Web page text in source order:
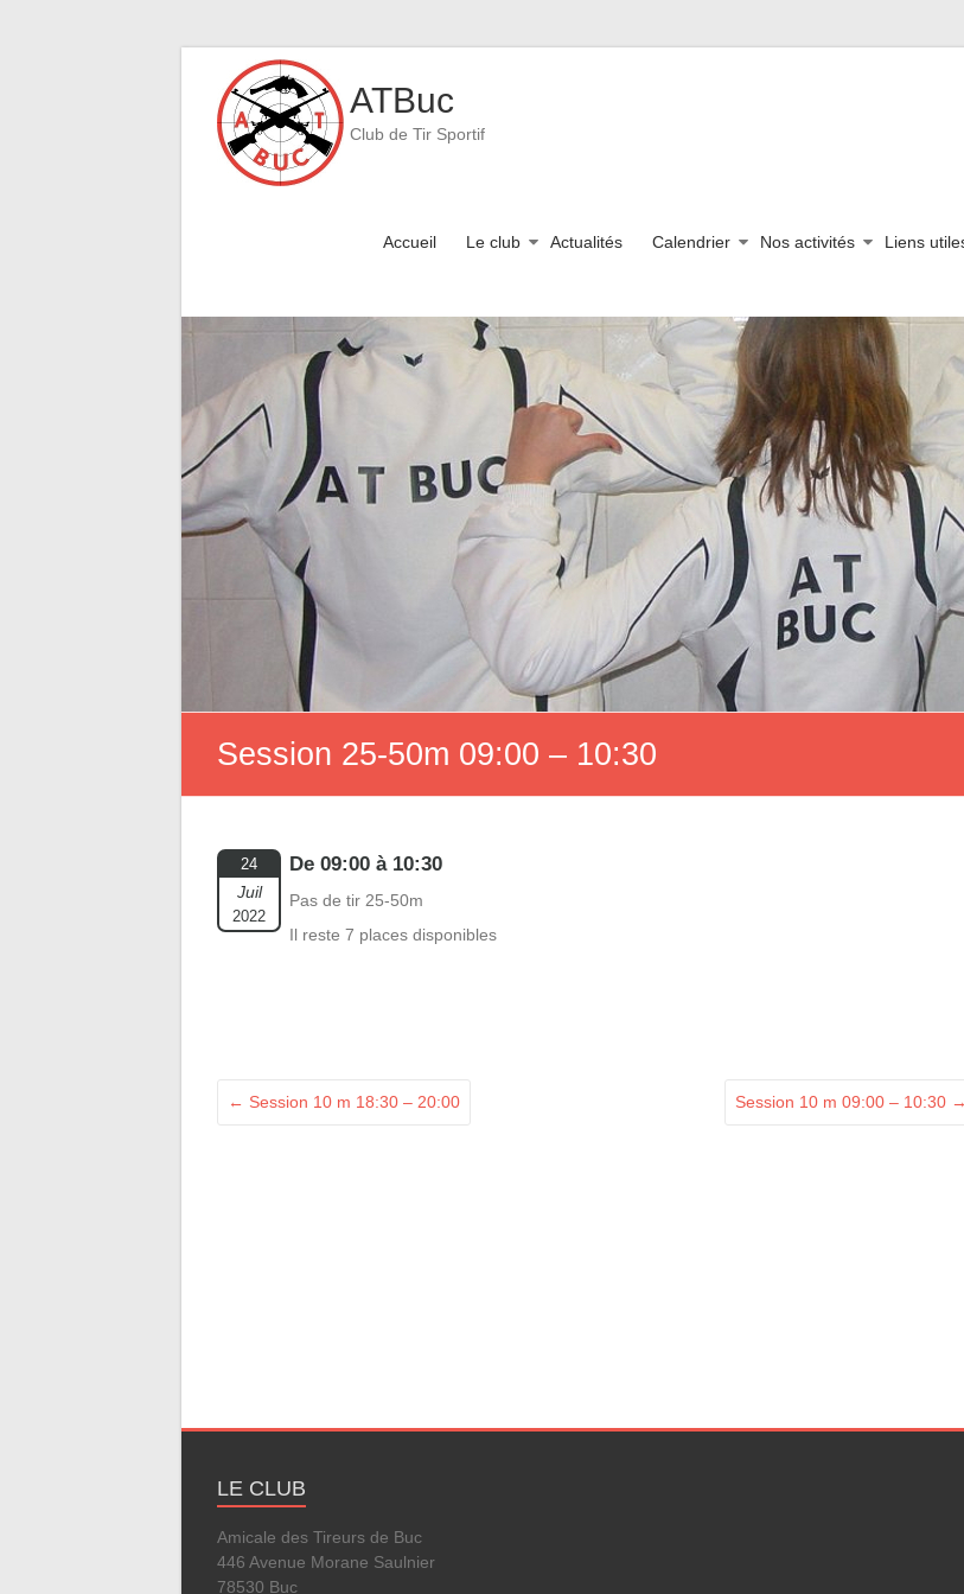
content
ATBuc
Club de Tir Sportif
Accueil Le club Actualités Calendrier Nos activités Liens
Session 25-50m 09:00 – 10:30
24
Juil
2022
De 09:00 à 10:30
Pas de tir 25-50m
Il reste 7 places disponibles
← Session 10 m 18:30 – 20:00 Session 10 m 09:00 – 10:30 →
LE CLUB
Amicale des Tireurs de Buc
446 Avenue Morane Saulnier
78530 Buc